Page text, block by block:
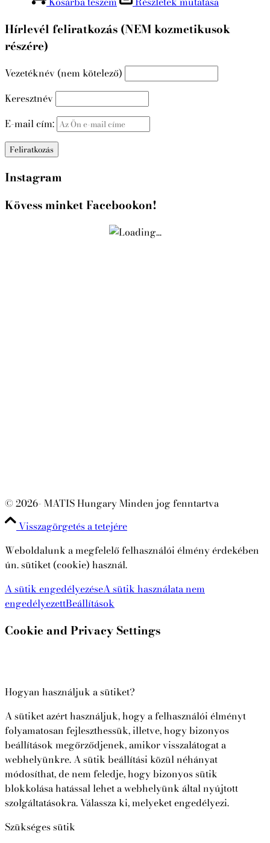
Hírlevél feliratkozás (NEM kozmetikusok
részére)
Vezetéknév (nem kötelező)
Keresztnév
E-mail cím:
Instagram
Kövess minket Facebookon!
© 2026- MATIS Hungary Minden jog fenntartva
Visszagörgetés a tetejére
Weboldalunk a megfelelő felhasználói élmény érdekében
ún. sütiket (cookie) használ.
A sütik engedélyezéseA sütik használata nem
engedélyezettBeállítások
Cookie and Privacy Settings
Hogyan használjuk a sütiket?
A sütiket azért használjuk, hogy a felhasználói élményt
folyamatosan fejleszthessük, illetve, hogy bizonyos
beállítások megőrződjenek, amikor visszalátogat a
webhelyünkre. A sütik beállítási közül néhányat
módosíthat, de nem feledje, hogy bizonyos sütik
blokkolása hatással lehet a webhelyünk által nyújtott
szolgáltatásokra. Válassza ki, melyeket engedélyezi.
Szükséges sütik